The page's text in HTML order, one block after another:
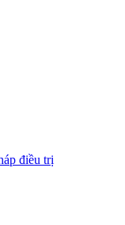
điều trị